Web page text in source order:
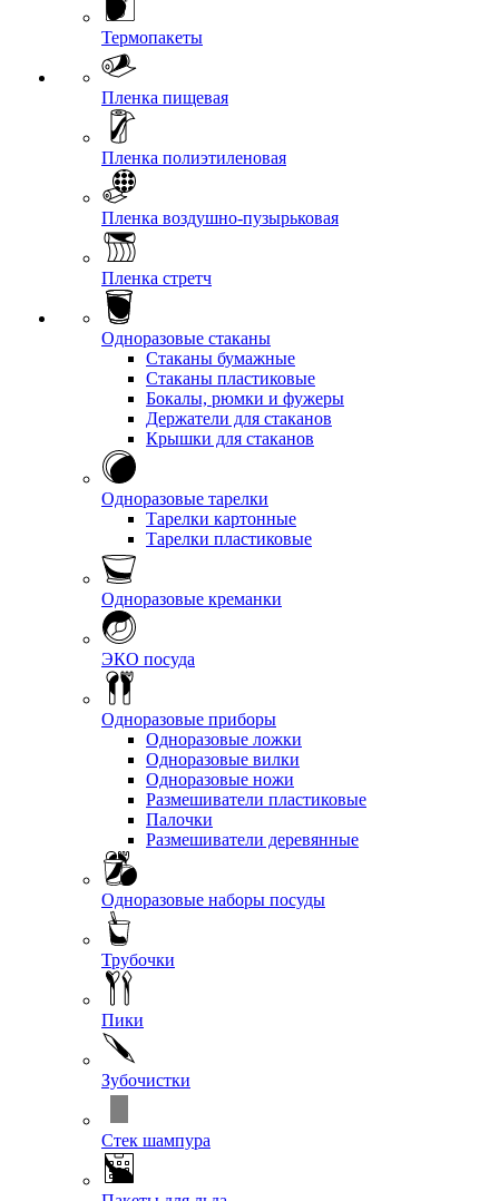
Термопакеты
Пленка пищевая
Пленка полиэтиленовая
Пленка воздушно-пузырьковая
Пленка стретч
Одноразовые стаканы
Стаканы бумажные
Стаканы пластиковые
Бокалы, рюмки и фужеры
Держатели для стаканов
Крышки для стаканов
Одноразовые тарелки
Тарелки картонные
Тарелки пластиковые
Одноразовые креманки
ЭКО посуда
Одноразовые приборы
Одноразовые ложки
Одноразовые вилки
Одноразовые ножи
Размешиватели пластиковые
Палочки
Размешиватели деревянные
Одноразовые наборы посуды
Трубочки
Пики
Зубочистки
Стек шампура